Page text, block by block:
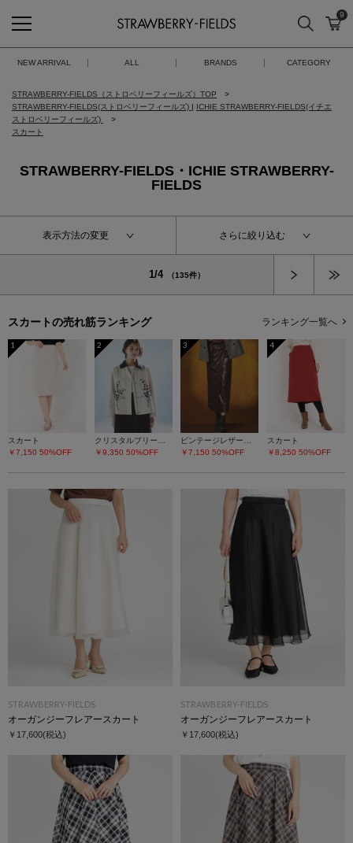
STRAWBERRY-FIELDS
検索 カ
9
NEW ARRIVAL ALL BRANDS CATEGORY
STRAWBERRY-FIELDS（ストロベリーフィールズ）TOP
STRAWBERRY-FIELDS(ストロベリーフィールズ) | ICHIE STRAWBERRY-FIELDS(イチエ
ストロベリーフィールズ)
スカート
STRAWBERRY-FIELDS・ICHIE STRAWBERRY-
FIELDS
表示方法の変更 さらに絞り込む
1/4 （135件）
スカートの売れ筋ランキング ランキング一覧へ
1
スカート
￥7,150 50%OFF
2
クリスタルプリーツチュールスカート
￥9,350 50%OFF
3
ビンテージレザーライク スカート
￥7,150 50%OFF
4
スカート
￥8,250 50%OFF
STRAWBERRY-FIELDS
オーガンジーフレアースカート
￥17,600(税込)
STRAWBERRY-FIELDS
オーガンジーフレアースカート
￥17,600(税込)